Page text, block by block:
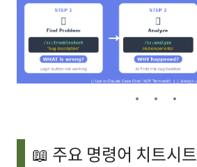
📖 주요 명령어 치트시트